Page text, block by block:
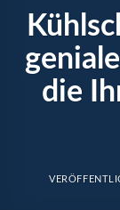
die